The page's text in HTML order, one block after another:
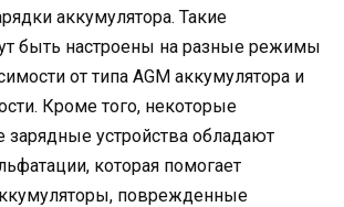
аккумулятора. Такие
быть настроены на разные режимы
от типа AGM аккумулятора и
Кроме того, некоторые
зарядные устройства обладают
которая помогает
поврежденные